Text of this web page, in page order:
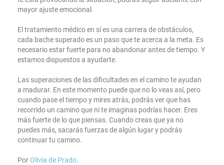
mayor ajuste emocional.
El tratamiento médico en sí es una carrera de obstáculos,
cada bache superado es un paso que te acerca a la meta. Es
necesario estar fuerte para no abandonar antes de tiempo. Y
estamos dispuestos a ayudarte.
Las superaciones de las dificultades en el camino te ayudan
a madurar. En este momento puede que no lo veas así, pero
cuando pase el tiempo y mires atrás, podrás ver que has
recorrido un camino que ni te imaginas podrías hacer. Eres
más fuerte de lo que piensas. Cuando creas que ya no
puedes más, sacarás fuerzas de algún lugar y podrás
continuar tu camino.
PorOlivia de Prado.